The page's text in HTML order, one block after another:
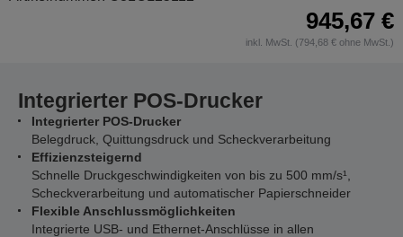
945,67 €
inkl. MwSt. (794,68 € ohne MwSt.)
Integrierter POS-Drucker
Integrierter POS-Drucker
Belegdruck, Quittungsdruck und Scheckverarbeitung
Effizienzsteigernd
Schnelle Druckgeschwindigkeiten von bis zu 500 mm/s¹,
Scheckverarbeitung und automatischer Papierschneider
Flexible Anschlussmöglichkeiten
Integrierte USB- und Ethernet-Anschlüsse in allen